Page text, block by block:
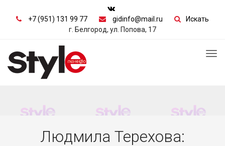
+7 (951) 131 99 77 gidinfo@mail.ru
Искать
г. Белгород, ул. Попова, 17
Людмила Терехова: